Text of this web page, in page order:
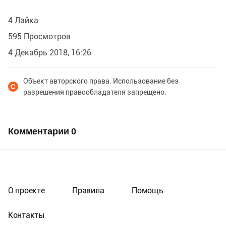
4 Лайка
595 Просмотров
4 Декабрь 2018, 16:26
Объект авторского права. Использование без
разрешения правообладателя запрещено.
Комментарии 0
О проекте Правила Помощь
Контакты